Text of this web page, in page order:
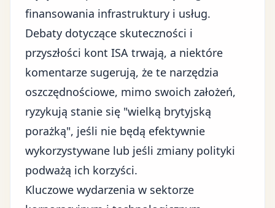
finansowania infrastruktury i usług.
Debaty dotyczące skuteczności i
przyszłości kont ISA trwają, a niektóre
komentarze sugerują, że te narzędzia
oszczędnościowe, mimo swoich założeń,
ryzykują stanie się "wielką brytyjską
porażką", jeśli nie będą efektywnie
wykorzystywane lub jeśli zmiany polityki
podważą ich korzyści.
Kluczowe wydarzenia w sektorze